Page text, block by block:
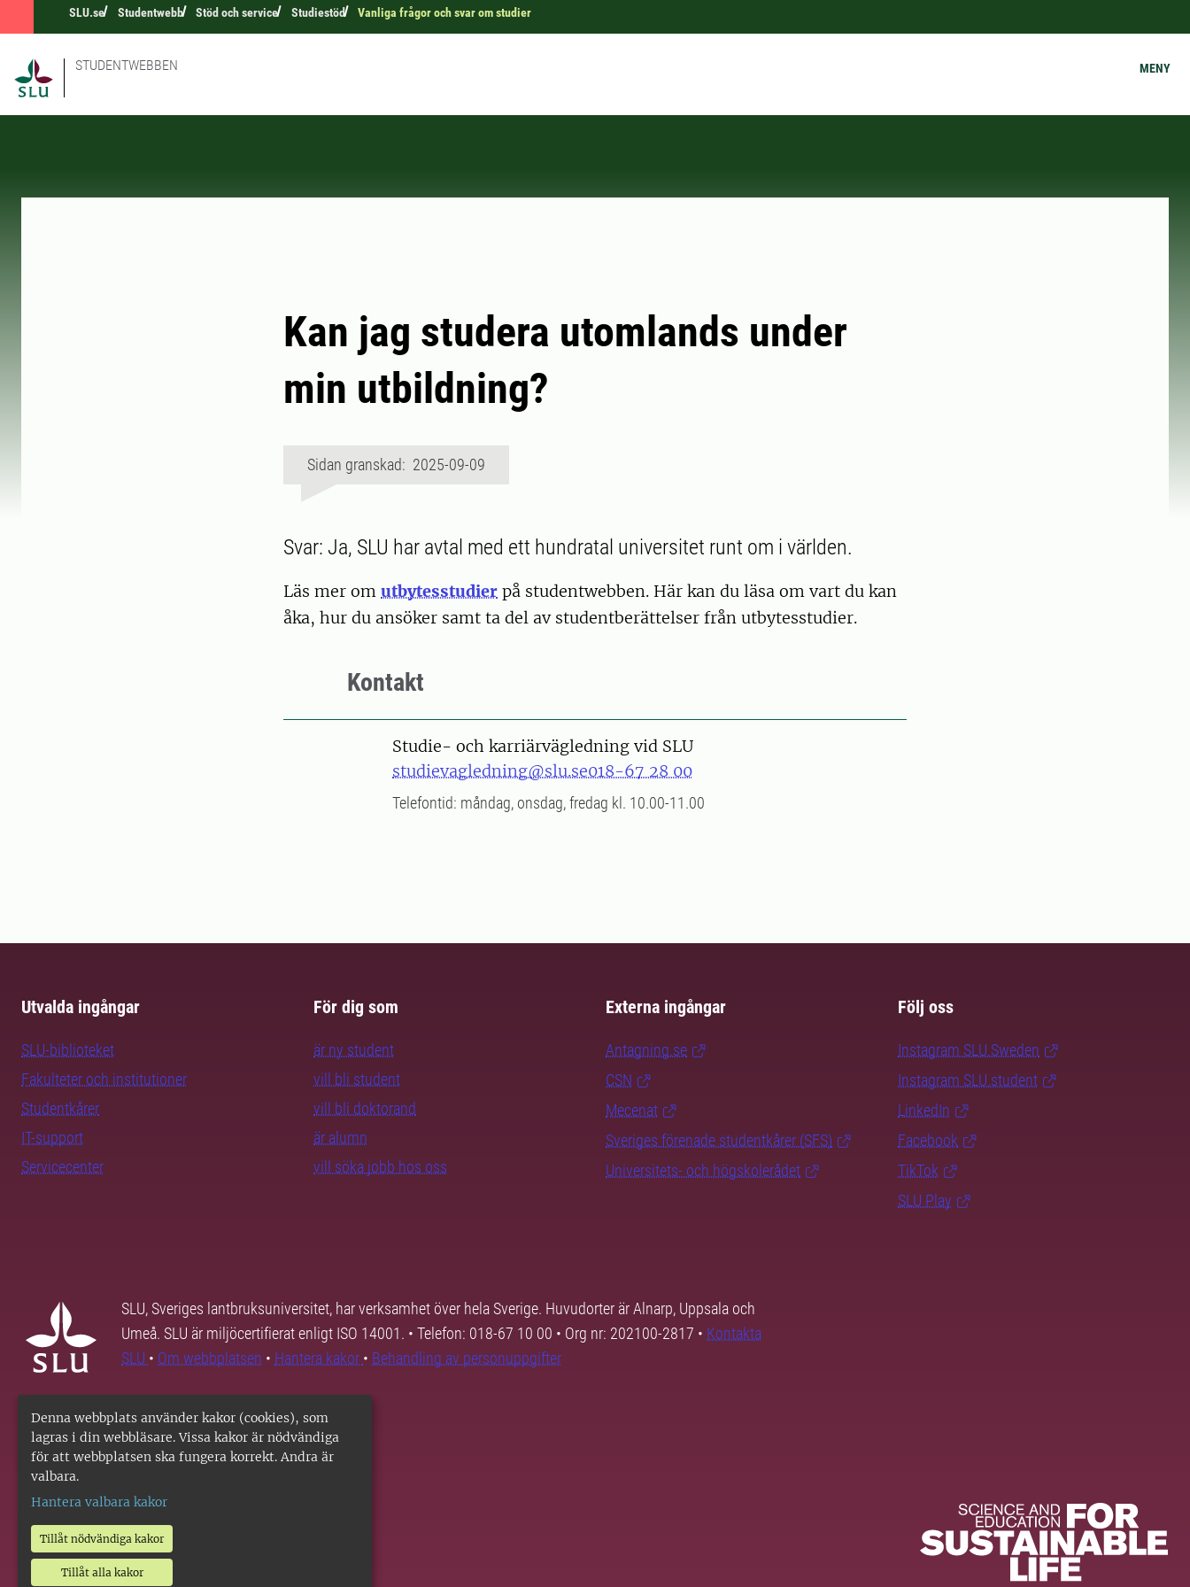
Denna webbplats använder kakor (cookies), som
lagras i din webbläsare. Vissa kakor är nödvändiga
för att webbplatsen ska fungera korrekt. Andra är
valbara.
Hantera valbara kakor
Tillåt nödvändiga kakor
Tillåt alla kakor
SLU.se Studentwebb Stöd och service Studiestöd Vanliga frågor och svar om studier
STUDENTWEBBEN MENY
Kan jag studera utomlands under
min utbildning?
Sidan granskad: 2025-09-09
Svar: Ja, SLU har avtal med ett hundratal universitet runt om i världen.
Läs mer om utbytesstudier på studentwebben. Här kan du läsa om vart du kan
åka, hur du ansöker samt ta del av studentberättelser från utbytesstudier.
Kontakt
Studie- och karriärvägledning vid SLU
studievagledning@slu.se018-67 28 00
Telefontid: måndag, onsdag, fredag kl. 10.00-11.00
Utvalda ingångar
SLU-biblioteket
Fakulteter och institutioner
Studentkårer
IT-support
Servicecenter
För dig som
är ny student
vill bli student
vill bli doktorand
är alumn
vill söka jobb hos oss
Externa ingångar
Antagning.se
CSN
Mecenat
Sveriges förenade studentkårer (SFS)
Universitets- och högskolerådet
Följ oss
Instagram SLU.Sweden
Instagram SLU.student
LinkedIn
Facebook
TikTok
SLU Play
SLU, Sveriges lantbruksuniversitet, har verksamhet över hela Sverige. Huvudorter är Alnarp, Uppsala och
Umeå. SLU är miljöcertifierat enligt ISO 14001. • Telefon: 018-67 10 00 • Org nr: 202100-2817 • Kontakta
SLU • Om webbplatsen • Hantera kakor • Behandling av personuppgifter